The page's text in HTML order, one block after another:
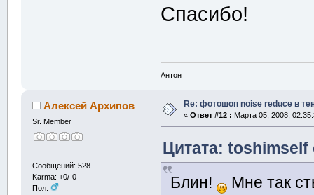
Спасибо!
Антон
Алексей Архипов
Sr. Member
Сообщений: 528
Karma: +0/-0
Пол:
Re: фотошоп noise reduсe в
« Ответ #12 : Марта 05, 2008,
Цитата: toshimself
Блин!
Мне так